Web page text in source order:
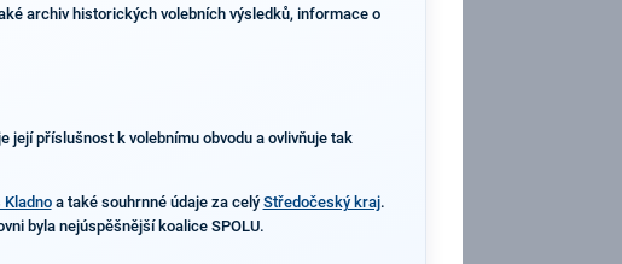
archiv historických volebních výsledků, informace o
její příslušnost k volebnímu obvodu a ovlivňuje tak
a také souhrnné údaje za celý Středočeský kraj.
byla nejúspěšnější koalice SPOLU.